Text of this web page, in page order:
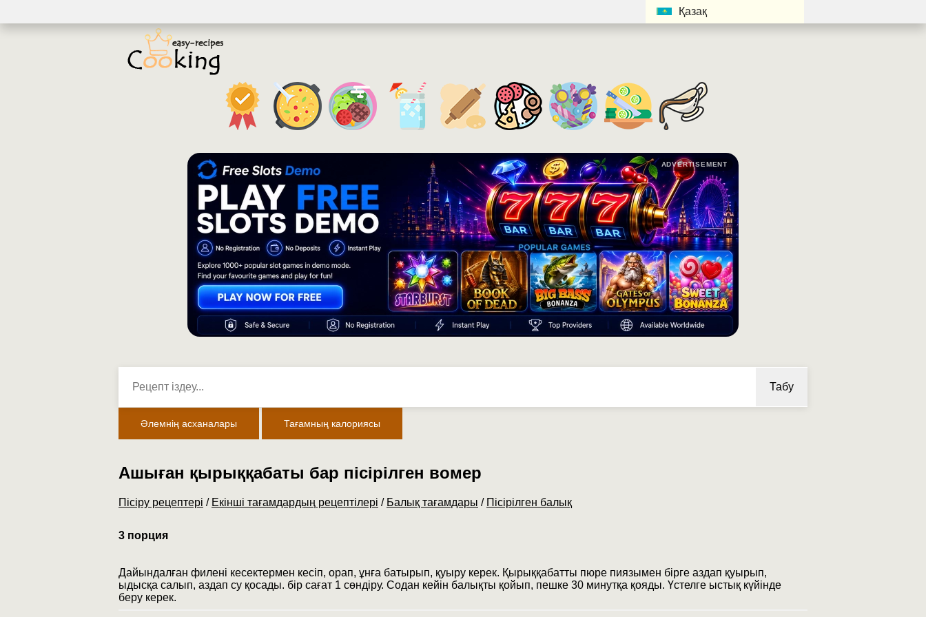
Қазақ
ADVERTISEMENT
Табу
Әлемнің асханалары Тағамның калориясы
Ашыған қырыққабаты бар пісірілген вомер
Пісіру рецептері / Екінші тағамдардың рецептілері / Балық тағамдары / Пісірілген балық
3 порция
Дайындалған филені кесектермен кесіп, орап, ұнға батырып, қуыру керек. Қырыққабатты пюре пиязымен бірге аздап қуырып,
ыдысқа салып, аздап су қосады. бір сағат 1 сөндіру. Содан кейін балықты қойып, пешке 30 минутқа қояды. Үстелге ыстық күйінде
беру керек.